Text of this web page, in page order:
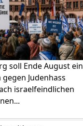
soll Ende August ein
Judenhass
israelfeindlichen